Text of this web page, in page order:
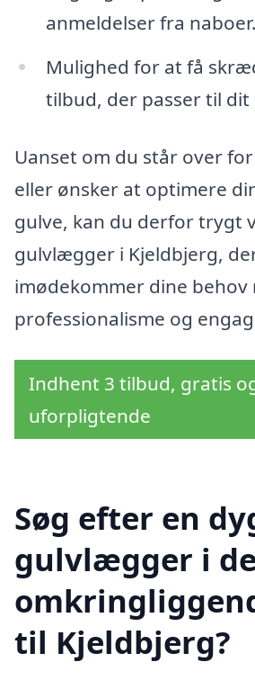
anmeldelser fra naboer.
Mulighed for at få
tilbud, der passer til dit
Uanset om du står over
eller ønsker at optimere
gulve, kan du derfor trygt
gulvlægger i Kjeldbjerg,
imødekommer dine behov
professionalisme og
Indhent 3 tilbud, gratis
uforpligtende
Søg efter en
gulvlægger i de
til Kjeldbjerg?